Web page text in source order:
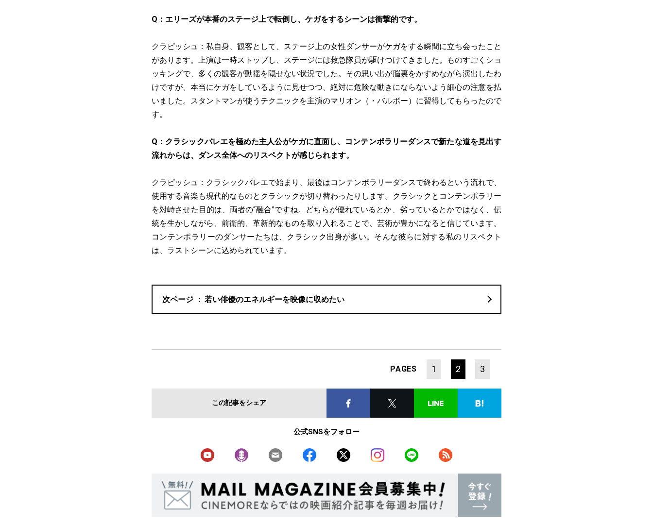
Q：エリーズが本番のステージ上で転倒し、ケガをするシーンは衝撃的です。
クラピッシュ：私自身、観客として、ステージ上の女性ダンサーがケガをする瞬間に立ち会ったこと
があります。上演は一時ストップし、ステージには救急隊員が駆けつけてきました。ものすごくショ
ッキングで、多くの観客が動揺を隠せない状況でした。その思い出が脳裏をかすめながら演出したわ
けですが、本当にケガをしているように見せつつ、絶対に危険な動きにならないよう細心の注意を払
いました。スタントマンが使うテクニックを主演のマリオン（・バルボー）に習得してもらったので
す。
Q：クラシックバレエを極めた主人公がケガに直面し、コンテンポラリーダンスで新たな道を見出す
流れからは、ダンス全体へのリスペクトが感じられます。
クラピッシュ：クラシックバレエで始まり、最後はコンテンポラリーダンスで終わるという流れで、
使用する音楽も現代的なものとクラシックが切り替わったりします。クラシックとコンテンポラリー
を対峙させた目的は、両者の“融合”ですね。どちらが優れているとか、劣っているとかではなく、伝
統を生かしながら、前衛的、革新的なものを取り入れることで、芸術が豊かになると信じています。
コンテンポラリーのダンサーたちは、クラシック出身が多い。そんな彼らに対する私のリスペクト
は、ラストシーンに込められています。
若い俳優のエネルギーを映像に収めたい
PAGES 1 2 3
この記事をシェア
公式SNSをフォロー